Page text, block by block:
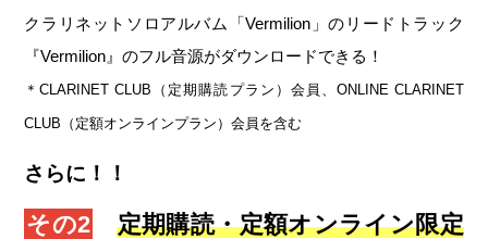
クラリネットソロアルバム「Vermilion」のリードトラック
『Vermilion』のフル音源がダウンロードできる！
＊CLARINET CLUB（定期購読プラン）会員、ONLINE CLARINET
CLUB（定額オンラインプラン）会員を含む
さらに！！
その2
定期購読・定額オンライン限定